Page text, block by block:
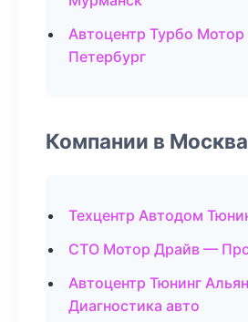
Автоцентр Турбо
Петербург
Компании в Москва
Техцентр Автодом
СТО Мотор Драйв —
Автоцентр Тюнинг
Диагностика авто